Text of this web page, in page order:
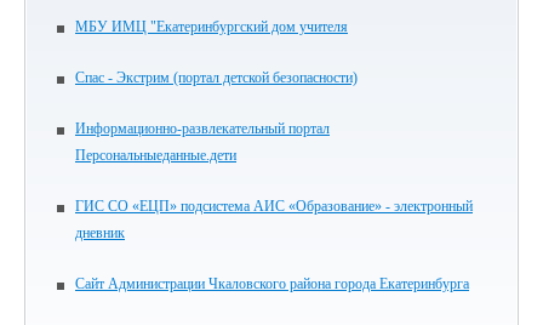
МБУ ИМЦ "Екатеринбургский дом учителя
Спас - Экстрим (портал детской безопасности)
Информационно-развлекательный портал
Персональныеданные.дети
ГИС СО «ЕЦП» подсистема АИС «Образование» - электронный
дневник
Сайт Администрации Чкаловского района города Екатеринбурга